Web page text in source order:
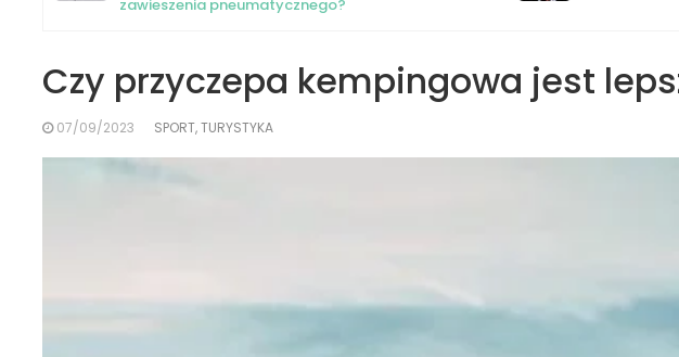
zawieszenia pneumatycznego?
Czy przyczepa kempingowa jest
07/09/2023 SPORT, TURYSTYKA